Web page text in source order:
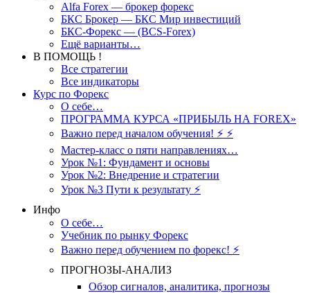
Alfa Forex — брокер форекс
БКС Брокер — БКС Мир инвестиций
БКС-Форекс — (BCS-Forex)
Ещё варианты…
В ПОМОЩЬ !
Все стратегии
Все индикаторы
Курс по Форекс
О себе…
ПРОГРАММА КУРСА «ПРИБЫЛЬ НА FOREX»
Важно перед началом обучения! ⚡ ⚡
Мастер-класс о пяти направлениях…
Урок №1: Фундамент и основы
Урок №2: Внедрение и стратегии
Урок №3 Пути к результату ⚡️
Инфо
О себе…
Учебник по рынку Форекс
Важно перед обучением по форекс! ⚡
ПРОГНОЗЫ-АНАЛИЗ
Обзор сигналов, аналитика, прогнозы